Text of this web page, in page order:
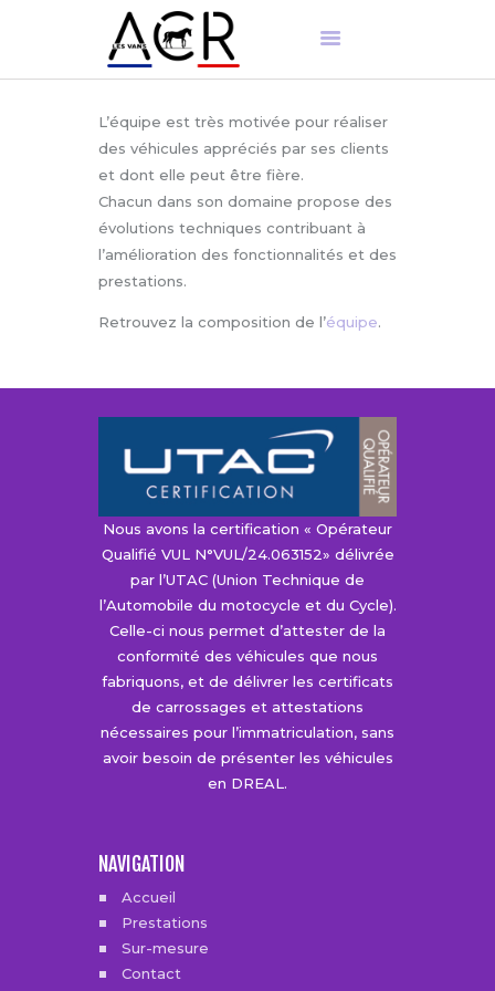
ACCUEIL
PRÉSENTATION
NOS PRODUITS
PIÈCES DÉTACHÉES
FR
L’équipe est très motivée pour réaliser
des véhicules appréciés par ses clients
et dont elle peut être fière.
Chacun dans son domaine propose des
évolutions techniques contribuant à
l’amélioration des fonctionnalités et des
prestations.
Retrouvez la composition de l’équipe.
Nous avons la certification « Opérateur
Qualifié VUL N°VUL/24.063152» délivrée
par l’UTAC (Union Technique de
l’Automobile du motocycle et du Cycle).
Celle-ci nous permet d’attester de la
conformité des véhicules que nous
fabriquons, et de délivrer les certificats
de carrossages et attestations
nécessaires pour l’immatriculation, sans
avoir besoin de présenter les véhicules
en DREAL.
NAVIGATION
Accueil
Prestations
Sur-mesure
Contact